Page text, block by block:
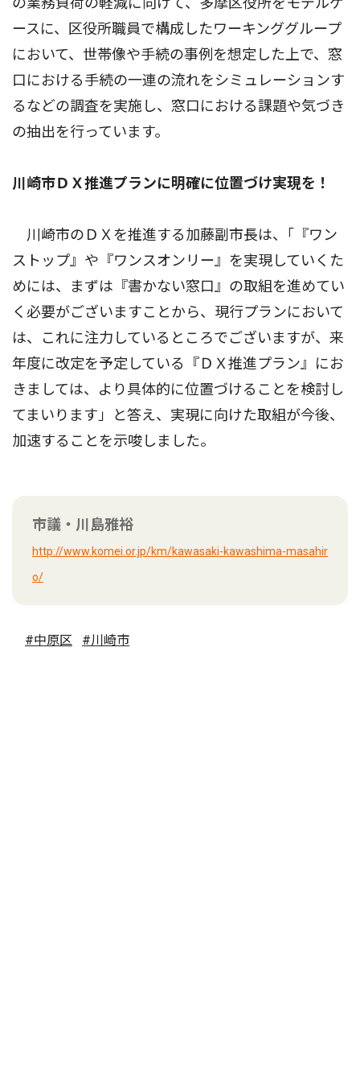
ースに、区役所職員で構成したワーキンググループ
において、世帯像や手続の事例を想定した上で、窓
口における手続の一連の流れをシミュレーションす
るなどの調査を実施し、窓口における課題や気づき
の抽出を行っています。
川崎市ＤＸ推進プランに明確に位置づけ実現を！
川崎市のＤＸを推進する加藤副市長は、｢『ワン
ストップ』や『ワンスオンリー』を実現していくた
めには、まずは『書かない窓口』の取組を進めてい
く必要がございますことから、現行プランにおいて
は、これに注力しているところでございますが、来
年度に改定を予定している『ＤＸ推進プラン』にお
きましては、より具体的に位置づけることを検討し
てまいります」と答え、実現に向けた取組が今後、
加速することを示唆しました。
市議・川島雅裕
http://www.komei.or.jp/km/kawasaki-kawashima-masahir
o/
#中原区 #川崎市